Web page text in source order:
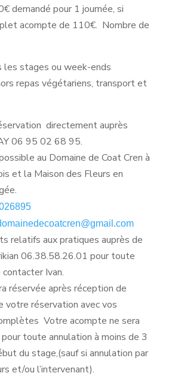
demandé pour 1 journée, si
acompte de 110€. Nombre de
les stages ou week-ends
repas végétariens, transport et
directement auprès
06 95 02 68 95.
au Domaine de Coat Cren à
et la Maison des Fleurs en
relatifs aux pratiques auprès de
06.38.58.26.01 pour toute
Ivan.
réservée après réception de
votre réservation avec vos
Votre acompte ne sera
toute annulation à moins de 3
du stage,(sauf si annulation par
et/ou l’intervenant).